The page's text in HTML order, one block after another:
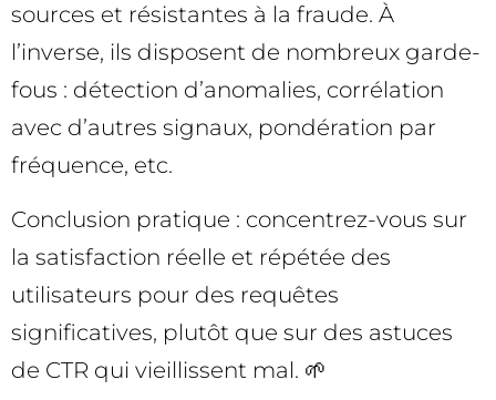
sources et résistantes à la fraude. À
l’inverse, ils disposent de nombreux garde-
fous : détection d’anomalies, corrélation
avec d’autres signaux, pondération par
fréquence, etc.
Conclusion pratique : concentrez-vous sur
la satisfaction réelle et répétée des
utilisateurs pour des requêtes
significatives, plutôt que sur des astuces
de CTR qui vieillissent mal. 🌱